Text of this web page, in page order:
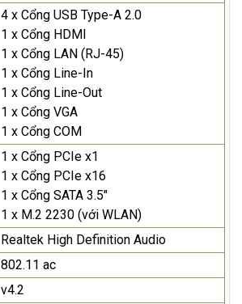
4 x Cổng USB Type-A 2.0
1 x Cổng HDMI
1 x Cổng LAN (RJ-45)
1 x Cổng Line-In
1 x Cổng Line-Out
1 x Cổng VGA
1 x Cổng COM
1 x Cổng PCIe x1
1 x Cổng PCIe x16
1 x Cổng SATA 3.5"
1 x M.2 2230 (với WLAN)
Realtek High Definition Audio
802.11 ac
v4.2